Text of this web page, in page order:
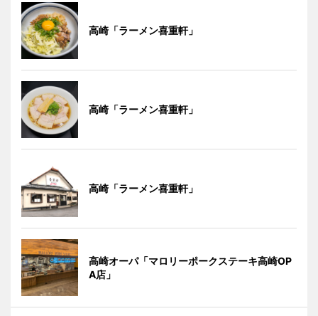
高崎「ラーメン喜重軒」
高崎「ラーメン喜重軒」
高崎「ラーメン喜重軒」
高崎オーパ「マロリーポークステーキ高崎OP
A店」